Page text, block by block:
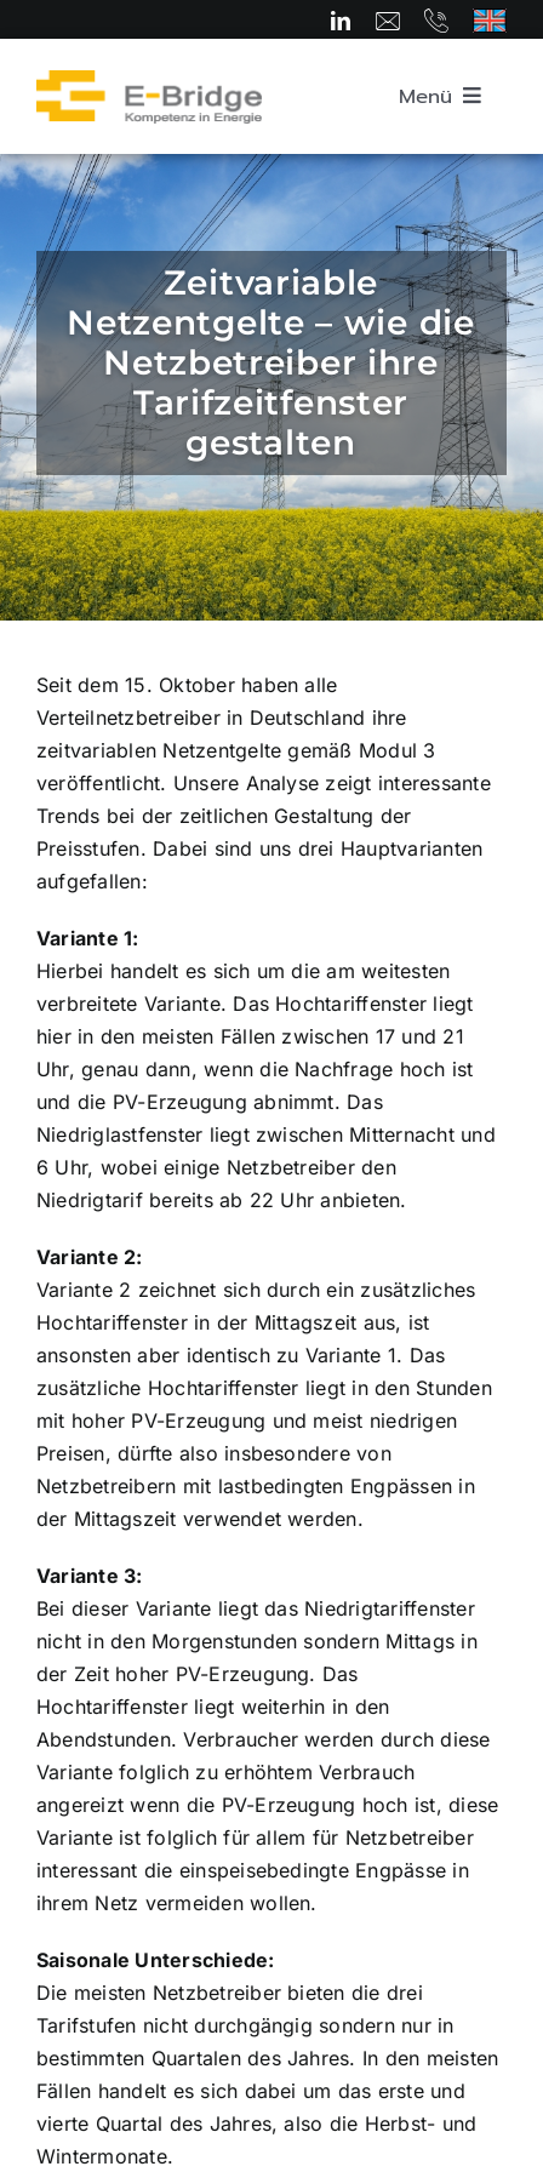
springen
Menü
Startseite
Über uns
Team
Kompetenzbereiche
Karriere
Zeitvariable
Netzentgelte – wie die
Netzbetreiber ihre
Tarifzeitfenster
gestalten
Seit dem 15. Oktober haben alle
Verteilnetzbetreiber in Deutschland ihre
zeitvariablen Netzentgelte gemäß Modul 3
veröffentlicht. Unsere Analyse zeigt interessante
Trends bei der zeitlichen Gestaltung der
Preisstufen. Dabei sind uns drei Hauptvarianten
aufgefallen:
Variante 1:
Hierbei handelt es sich um die am weitesten
verbreitete Variante. Das Hochtariffenster liegt
hier in den meisten Fällen zwischen 17 und 21
Uhr, genau dann, wenn die Nachfrage hoch ist
und die PV-Erzeugung abnimmt. Das
Niedriglastfenster liegt zwischen Mitternacht und
6 Uhr, wobei einige Netzbetreiber den
Niedrigtarif bereits ab 22 Uhr anbieten.
Variante 2:
Variante 2 zeichnet sich durch ein zusätzliches
Hochtariffenster in der Mittagszeit aus, ist
ansonsten aber identisch zu Variante 1. Das
zusätzliche Hochtariffenster liegt in den Stunden
mit hoher PV-Erzeugung und meist niedrigen
Preisen, dürfte also insbesondere von
Netzbetreibern mit lastbedingten Engpässen in
der Mittagszeit verwendet werden.
Variante 3:
Bei dieser Variante liegt das Niedrigtariffenster
nicht in den Morgenstunden sondern Mittags in
der Zeit hoher PV-Erzeugung. Das
Hochtariffenster liegt weiterhin in den
Abendstunden. Verbraucher werden durch diese
Variante folglich zu erhöhtem Verbrauch
angereizt wenn die PV-Erzeugung hoch ist, diese
Variante ist folglich für allem für Netzbetreiber
interessant die einspeisebedingte Engpässe in
ihrem Netz vermeiden wollen.
Saisonale Unterschiede:
Die meisten Netzbetreiber bieten die drei
Tarifstufen nicht durchgängig sondern nur in
bestimmten Quartalen des Jahres. In den meisten
Fällen handelt es sich dabei um das erste und
vierte Quartal des Jahres, also die Herbst- und
Wintermonate.